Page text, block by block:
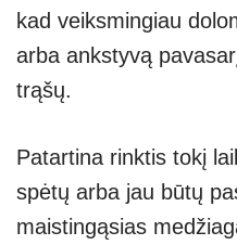
kad veiksmingiau
arba ankstyvą
trąšų.
Patartina rinktis tokį
spėtų arba jau būtų
maistingąsias